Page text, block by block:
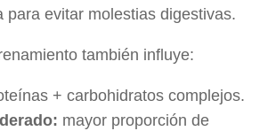
para evitar molestias digestivas.
también influye:
+ carbohidratos complejos.
mayor proporción de